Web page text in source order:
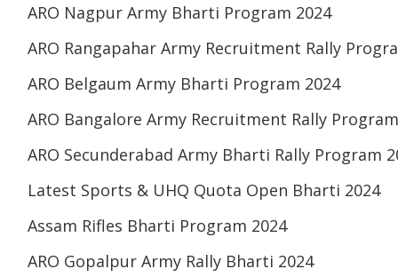
ARO Nagpur Army Bharti Program 2024
ARO Rangapahar Army Recruitment Rally
ARO Belgaum Army Bharti Program 2024
ARO Bangalore Army Recruitment Rally
ARO Secunderabad Army Bharti Rally Program
Latest Sports & UHQ Quota Open Bharti 2024
Assam Rifles Bharti Program 2024
ARO Gopalpur Army Rally Bharti 2024